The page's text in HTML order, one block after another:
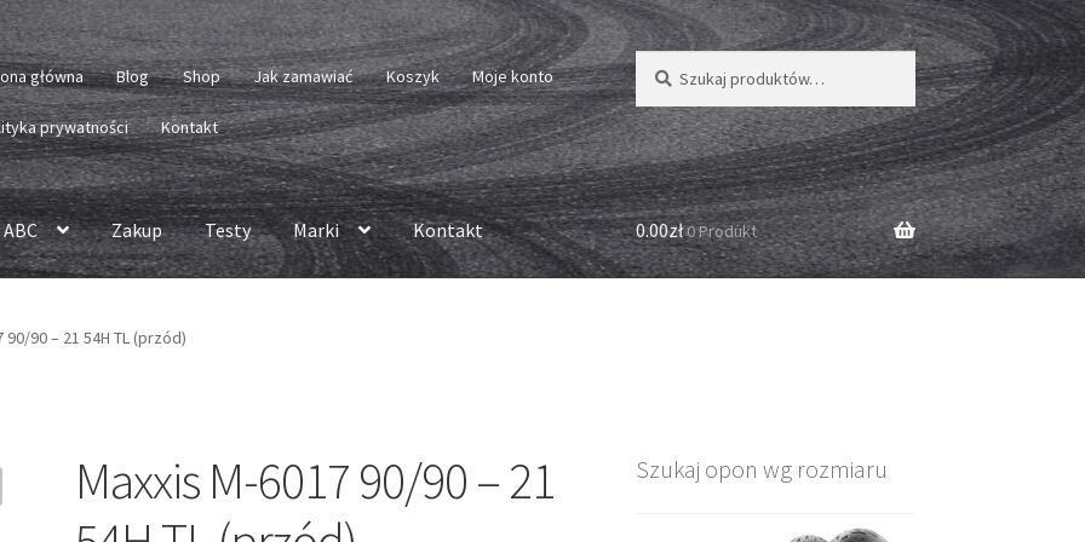
główna Blog Shop Jak zamawiać Koszyk Moje konto
prywatności Kontakt
Szukaj:
Szukaj
Zakup Testy Marki Kontakt 0.00zł0 Produkt
90/90 – 21 54H TL (przód)
Maxxis M-6017 90/90 – 21
Szukaj opon wg rozmiaru